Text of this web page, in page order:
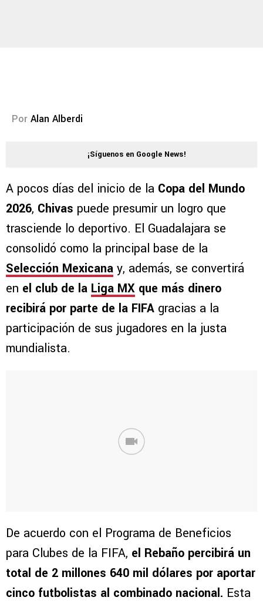
Por Alan Alberdi
¡Síguenos en Google News!
A pocos días del inicio de la Copa del Mundo
2026, Chivas puede presumir un logro que
trasciende lo deportivo. El Guadalajara se
consolidó como la principal base de la
Selección Mexicana y, además, se convertirá
en el club de la Liga MX que más dinero
recibirá por parte de la FIFA gracias a la
participación de sus jugadores en la justa
mundialista.
De acuerdo con el Programa de Beneficios
para Clubes de la FIFA, el Rebaño percibirá un
total de 2 millones 640 mil dólares por aportar
cinco futbolistas al combinado nacional. Esta